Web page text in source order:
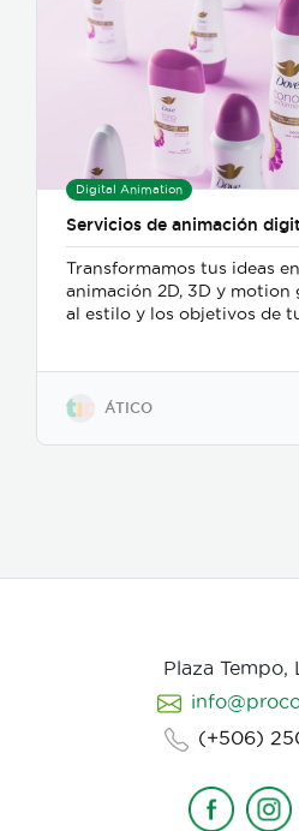
Digital Animation
Servicios de animación
Transformamos tus ideas
animación 2D, 3D y motion
al estilo y los objetivos de
https://www.atico.cr/es/
ÁTICO
Plaza Tempo,
(+506)